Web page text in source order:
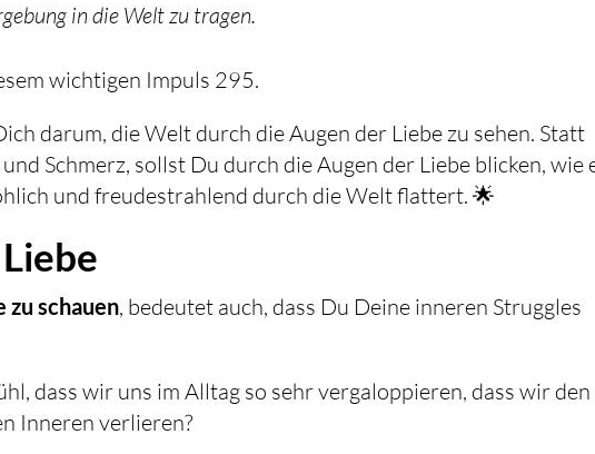
in die Welt zu tragen.
wichtigen Impuls 295.
darum, die Welt durch die Augen der Liebe zu sehen. Statt
Schmerz, sollst Du durch die Augen der Liebe blicken, wie
und freudestrahlend durch die Welt flattert. 🌟
zu schauen, bedeutet auch, dass Du Deine inneren Struggles
dass wir uns im Alltag so sehr vergaloppieren, dass wir den
Inneren verlieren?